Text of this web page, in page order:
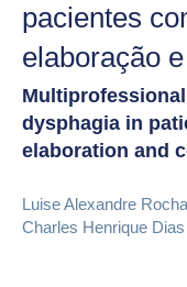
pacientes
elaboração
dysphagia in
elaboration and
Luise Alexandre
Charles Henrique